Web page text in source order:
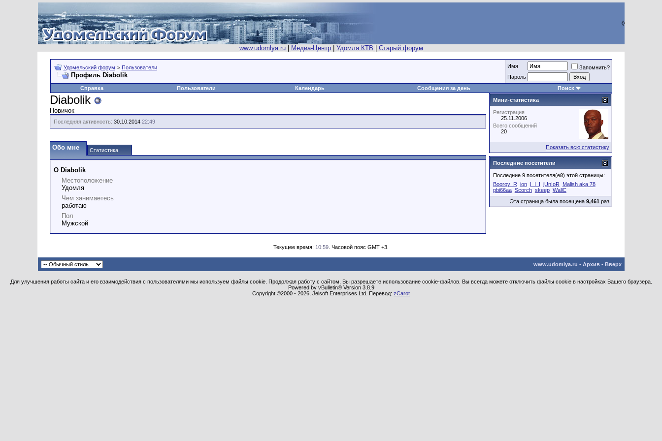
◊
www.udomlya.ru| Медиа-Центр| Удомля КТВ Старый форум
Удомельский форум > Пользователи
Профиль Diabolik
Имя
Запомнить?
Пароль
Справка
Пользователи Календарь Сообщения за день Поиск
Diabolik
Новичок
Последняя активность: 30.10.201422:49
Обо мне Статистика
О Diabolik
Местоположение
Удомля
Чем занимаетесь
работаю
Пол
Мужской
Мини-статистика
Регистрация
25.11.2006
Всего сообщений
20
Показать всю статистику
Последние посетители
Последние 9 посетителя(ей) этой страницы:
Booroy_R ion I_I_I jUnIoR
Malish aka 78
pbi66aa Scorch skeep WallC
Эта страница была посещена 9,461раз
Текущее время: 10:59 . Часовой пояс GMT +3.
www.udomlya.ru - Архив- Вверх
Для улучшения работы сайта и его взаимодействия с пользователями мы используем файлы cookie. Продолжая работу с сайтом, Вы разрешаете использование cookie-файлов. Вы всегда можете отключить файлы cookie в настройках Вашего браузера.
Powered by vBulletin® Version 3.8.9
Copyright ©2000 - 2026, Jelsoft Enterprises Ltd. Перевод: zCarot